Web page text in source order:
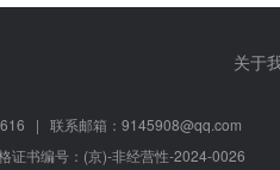
关于
| 联系邮箱：9145908@qq.com
证书编号：(京)-非经营性-2024-0026